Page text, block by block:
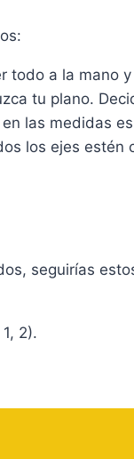
todo a la mano
tu plano.
en las medidas
los ejes estén
seguirías
2).